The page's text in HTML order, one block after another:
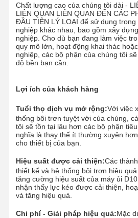
Các bộ phận của khung xe
Đường ray xe lữa
Vòng lăn xách
Chuỗi theo dõi
Bàn đệm giày
theo dõi điều chỉnh
theo dõi bu lông
Chất lượng cao của chúng tôi dài -
LIÊN QUAN LIÊN QUAN ĐẾN CÁC
ĐẦU TIÊN LÝ LOẠI để sử dụng trong
nghiệp khác nhau, bao gồm xây
nghiệp. Cho dù bạn đang làm việc
quy mô lớn, hoạt động khai thác
nghiệp, các bộ phận của chúng tôi
độ bền bạn cần.
Lợi ích của khách hàng
Tuổi thọ dịch vụ mở rộng:Với việc
thống bôi trơn tuyệt vời của chúng,
tôi sẽ tồn tại lâu hơn các bộ phận
nghĩa là thay thế ít thường xuyên
cho thiết bị của bạn.
Hiệu suất được cải thiện:Các
thiết kế và hệ thống bôi trơn hiệu
tăng cường hiệu suất của máy ủi
nhận thấy lực kéo được cải thiện,
và tăng hiệu quả.
Chi phí - Giải pháp hiệu quả:Mặc